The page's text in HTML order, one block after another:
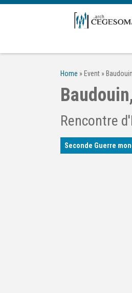
Aller au contenu principal
Home » Event »
Rencontre
Seconde Guerre